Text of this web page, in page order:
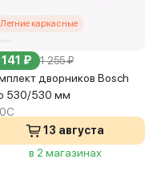
Летние каркасные
141 ₽ 1 255 ₽
дворников Bosch
530/530 мм
13 августа
в 2 магазинах